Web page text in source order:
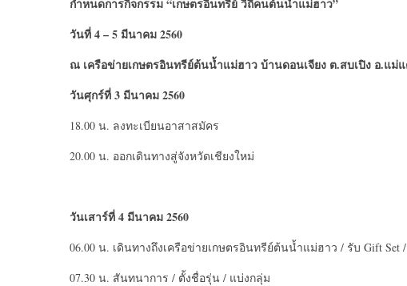
กำหนดการกิจกรรม“เกษตรอินทรีย์ วิถีคนต้นน้ำแม่ฮาว”
วันที่ 4 – 5 มีนาคม 2560
ณ เครือข่ายเกษตรอินทรีย์ต้นน้ำแม่ฮาว บ้านดอนเจียง ต.สบเปิง อ.แม่แ
วันศุกร์ที่ 3 มีนาคม 2560
18.00 น. ลงทะเบียนอาสาสมัคร
20.00 น. ออกเดินทางสู่จังหวัดเชียงใหม่
วันเสาร์ที่ 4 มีนาคม 2560
06.00 น. เดินทางถึงเครือข่ายเกษตรอินทรีย์ต้นน้ำแม่ฮาว / รับ Gift
07.30 น. สันทนาการ / ตั้งชื่อรุ่น / แบ่งกลุ่ม